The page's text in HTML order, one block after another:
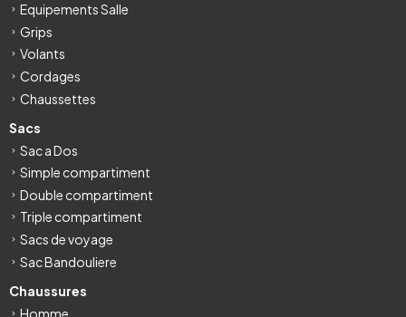
Equipements Salle
Grips
Volants
Cordages
Chaussettes
Sacs
Sac a Dos
Simple compartiment
Double compartiment
Triple compartiment
Sacs de voyage
Sac Bandouliere
Chaussures
Homme